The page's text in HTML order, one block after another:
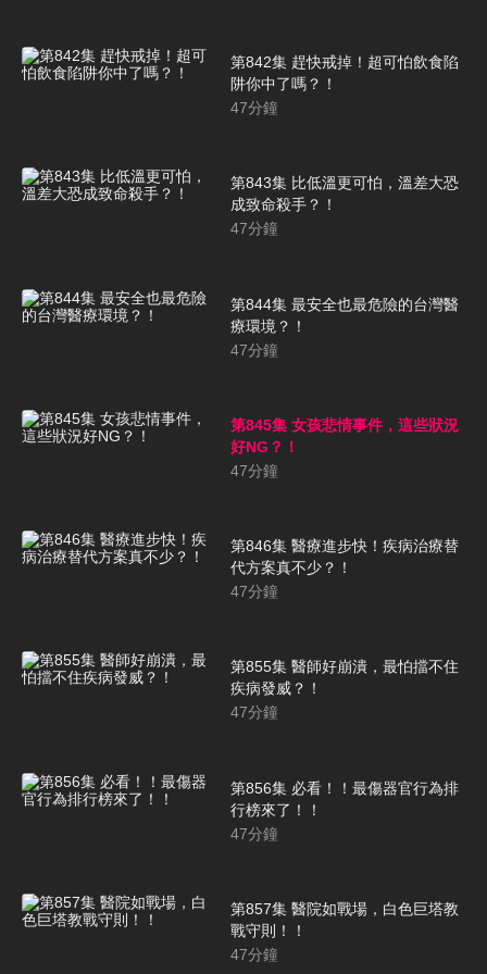
第842集 趕快戒掉！超可怕飲食陷
阱你中了嗎？！
47分鐘
第843集 比低溫更可怕，溫差大恐
成致命殺手？！
47分鐘
第844集 最安全也最危險的台灣醫
療環境？！
47分鐘
第845集 女孩悲情事件，這些狀況
好NG？！
47分鐘
第846集 醫療進步快！疾病治療替
代方案真不少？！
47分鐘
第855集 醫師好崩潰，最怕擋不住
疾病發威？！
47分鐘
第856集 必看！！最傷器官行為排
行榜來了！！
47分鐘
第857集 醫院如戰場，白色巨塔教
戰守則！！
47分鐘